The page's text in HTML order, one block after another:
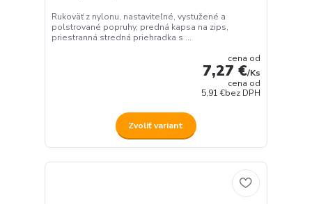
Rukoväť z nylonu, nastaviteľné, vystužené a
polstrované popruhy, predná kapsa na zips,
priestranná stredná priehradka s ...
cena od
7,27 €/Ks
cena od
5,91 €bez DPH
Zvoliť variant